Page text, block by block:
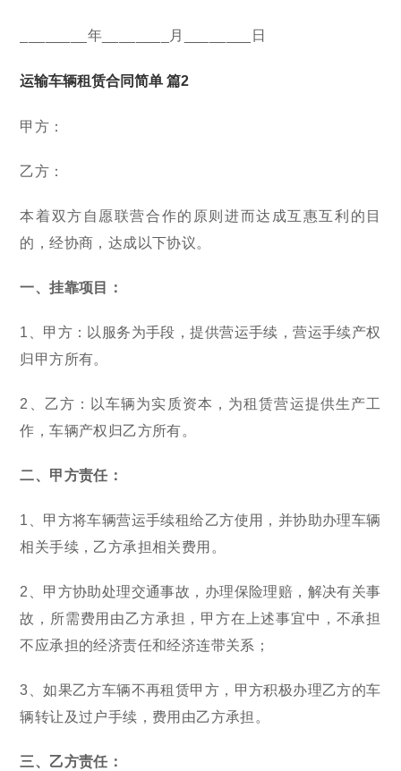
________年________月________日
运输车辆租赁合同简单 篇2
甲方：
乙方：
本着双方自愿联营合作的原则进而达成互惠互利的目
的，经协商，达成以下协议。
一、挂靠项目：
1、甲方：以服务为手段，提供营运手续，营运手续产权
归甲方所有。
2、乙方：以车辆为实质资本，为租赁营运提供生产工
作，车辆产权归乙方所有。
二、甲方责任：
1、甲方将车辆营运手续租给乙方使用，并协助办理车辆
相关手续，乙方承担相关费用。
2、甲方协助处理交通事故，办理保险理赔，解决有关事
故，所需费用由乙方承担，甲方在上述事宜中，不承担
不应承担的经济责任和经济连带关系；
3、如果乙方车辆不再租赁甲方，甲方积极办理乙方的车
辆转让及过户手续，费用由乙方承担。
三、乙方责任：